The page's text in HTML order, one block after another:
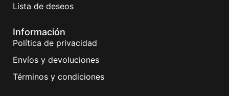
Lista de deseos
Información
Política de privacidad
Envíos y devoluciones
Términos y condiciones